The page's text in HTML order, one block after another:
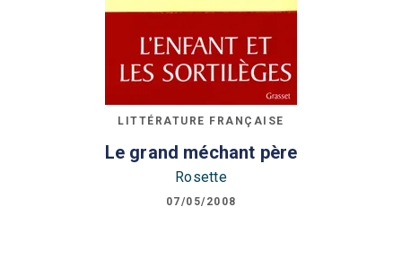
LITTÉRATURE FRANÇAISE
Le grand méchant père
Rosette
07/05/2008